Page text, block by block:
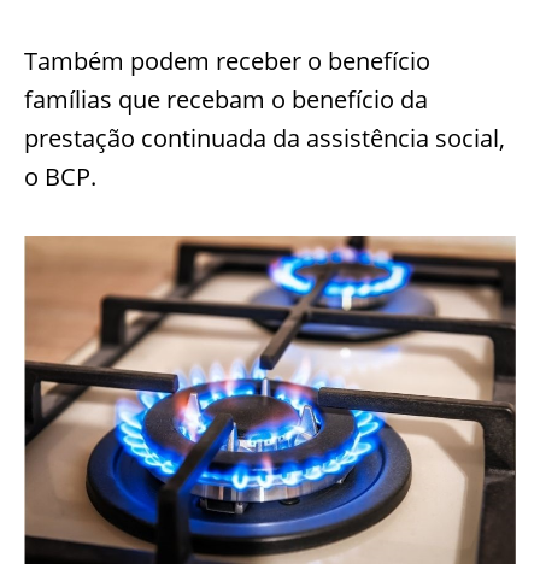
Também podem receber o benefício
famílias que recebam o benefício da
prestação continuada da assistência social,
o BCP.